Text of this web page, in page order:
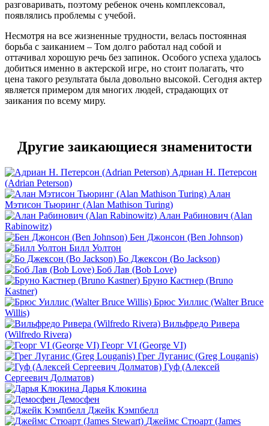
разговаривать, поэтому ребенок очень комплексовал,
появлялись проблемы с учебой.
Несмотря на все жизненные трудности, велась постоянная
борьба с заиканием – Том долго работал над собой и
оттачивал хорошую речь без запинок. Особого успеха удалось
добиться именно в актерской игре, но стоит полагать, что
цена такого результата была довольно высокой. Сегодня актер
является примером для многих людей, страдающих от
заикания по всему миру.
Другие заикающиеся знаменитости
Адриан Н. Петерсон
(Adrian Peterson)
Алан
Мэтисон Тьюринг (Alan Mathison Turing)
Алан Рабинович (Alan
Rabinowitz)
Бен Джонсон (Ben Johnson)
Билл Уолтон
Бо Джексон (Bo Jackson)
Боб Лав (Bob Love)
Бруно Кастнер (Bruno
Kastner)
Брюс Уиллис (Walter Bruce
Willis)
Вильфредо Ривера
(Wilfredo Rivera)
Георг VI (George VI)
Грег Луганис (Greg Louganis)
Гуф (Алексей
Сергеевич Долматов)
Дарья Клюкина
Демосфен
Джейк Кэмпбелл
Джеймс Стюарт (James